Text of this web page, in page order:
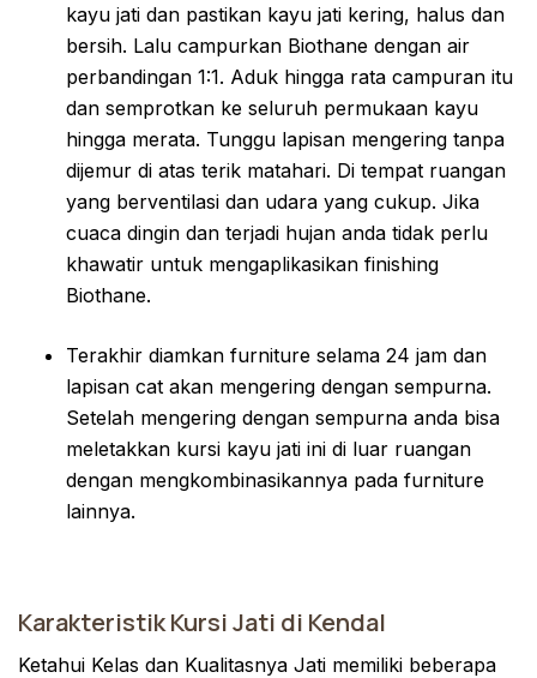
kayu jati dan pastikan kayu jati kering, halus dan
bersih. Lalu campurkan Biothane dengan air
perbandingan 1:1. Aduk hingga rata campuran itu
dan semprotkan ke seluruh permukaan kayu
hingga merata. Tunggu lapisan mengering tanpa
dijemur di atas terik matahari. Di tempat ruangan
yang berventilasi dan udara yang cukup. Jika
cuaca dingin dan terjadi hujan anda tidak perlu
khawatir untuk mengaplikasikan finishing
Biothane.
Terakhir diamkan furniture selama 24 jam dan
lapisan cat akan mengering dengan sempurna.
Setelah mengering dengan sempurna anda bisa
meletakkan kursi kayu jati ini di luar ruangan
dengan mengkombinasikannya pada furniture
lainnya.
Karakteristik Kursi Jati di Kendal
Ketahui Kelas dan Kualitasnya Jati memiliki beberapa